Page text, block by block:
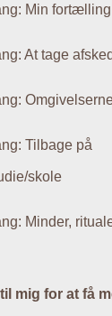
Min fortælling
At tage afsked
Tilbage på
skole
Minder,
mig for at få